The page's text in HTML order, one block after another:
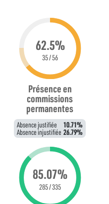
62.5%
35 / 56
Présence en
commissions
permanentes
Absence justifiée 10.71%
Absence injustifiée 26.79%
85.07%
285 / 335